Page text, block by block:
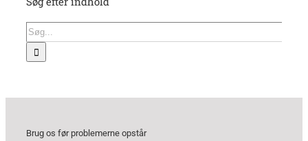
Søg
efter:
Brug os før problemerne opstår